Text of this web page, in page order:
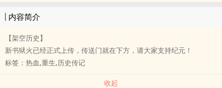
内容简介
【架空历史】
新书狱火已经正式上传，传送门就在下方，请大家支持纪元！
标签：热血,重生,历史传记
收起